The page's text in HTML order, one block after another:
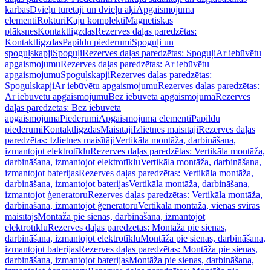
kārbasDvieļu turētāji un dvieļu āķiApgaismojuma
elementiRokturiKāju komplektiMagnētiskās
plāksnesKontaktligzdasRezerves daļas paredzētas:
KontaktligzdasPapildu piederumiSpoguļi un
spoguļskapjiSpoguļiRezerves daļas paredzētas: SpoguļiAr iebūvētu
apgaismojumuRezerves daļas paredzētas: Ar iebūvētu
apgaismojumuSpoguļskapjiRezerves daļas paredzētas:
SpoguļskapjiAr iebūvētu apgaismojumuRezerves daļas paredzētas:
Ar iebūvētu apgaismojumuBez iebūvēta apgaismojumaRezerves
daļas paredzētas: Bez iebūvēta
apgaismojumaPiederumiApgaismojuma elementiPapildu
piederumiKontaktligzdasMaisītājiIzlietnes maisītājiRezerves daļas
paredzētas: Izlietnes maisītājiVertikāla montāža, darbināšana,
izmantojot elektrotīkluRezerves daļas paredzētas: Vertikāla montāža,
darbināšana, izmantojot elektrotīkluVertikāla montāža, darbināšana,
izmantojot baterijasRezerves daļas paredzētas: Vertikāla montāža,
darbināšana, izmantojot baterijasVertikāla montāža, darbināšana,
izmantojot ģeneratoruRezerves daļas paredzētas: Vertikāla montāža,
darbināšana, izmantojot ģeneratoruVertikāla montāža, vienas sviras
maisītājsMontāža pie sienas, darbināšana, izmantojot
elektrotīkluRezerves daļas paredzētas: Montāža pie sienas,
darbināšana, izmantojot elektrotīkluMontāža pie sienas, darbināšana,
izmantojot baterijasRezerves daļas paredzētas: Montāža pie sienas,
darbināšana, izmantojot baterijasMontāža pie sienas, darbināšana,